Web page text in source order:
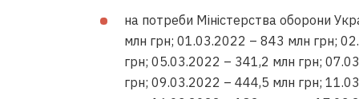
на потреби Міністерства оборони
млн грн; 01.03.2022 – 843 млн грн;
грн; 05.03.2022 – 341,2 млн грн;
грн; 09.03.2022 – 444,5 млн грн;